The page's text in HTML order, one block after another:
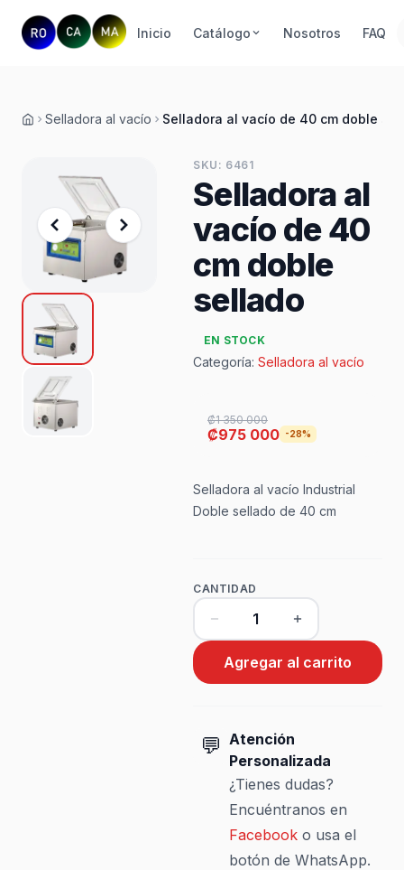
Inicio Catálogo Nosotros FAQ
Inicio
Selladora al vacío Selladora al vacío de 40 cm doble
SKU: 6461
Selladora al
vacío de 40
cm doble
sellado
EN STOCK
Categoría: Selladora al vacío
₡1 350 000
₡975 000 -28%
Selladora al vacío Industrial
Doble sellado de 40 cm
CANTIDAD
Agregar al carrito
💬 Atención
Personalizada
¿Tienes dudas?
Encuéntranos en
Facebooko usa el
botón de WhatsApp.